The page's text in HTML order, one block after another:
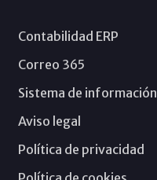
Contabilidad ERP
Correo 365
Sistema de información
Aviso legal
Política de privacidad